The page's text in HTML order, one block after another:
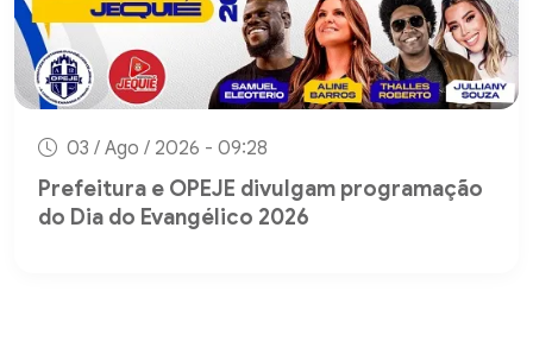
03 / Ago / 2026 - 09:28
Prefeitura e OPEJE divulgam programação
do Dia do Evangélico 2026